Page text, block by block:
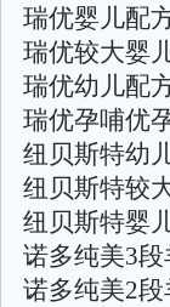
瑞优婴儿配
瑞优较大婴
瑞优幼儿配
瑞优孕哺优
纽贝斯特幼
纽贝斯特较
纽贝斯特婴
诺多纯美3
诺多纯美2